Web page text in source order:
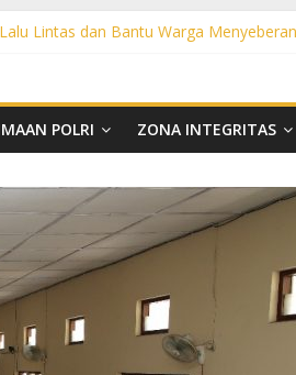
Lintas dan Bantu Warga
Warga dan Cegah
Berikan Rasa Aman bagi Pengguna
POLRI ZONA INTEGRITAS